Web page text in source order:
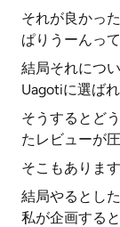
それが良かっ
ぱりうーんっ
結局それにつ
Uagotiに選ば
そうするとど
たレビューが
そこもあります
結局やるとし
私が企画する